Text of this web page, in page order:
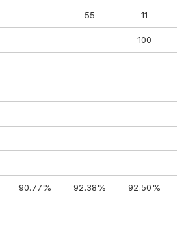
55 11
100
90.77% 92.38% 92.50%